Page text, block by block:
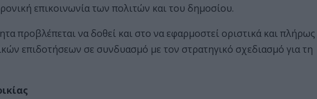
επικοινωνία των πολιτών και του δημοσίου.
προβλέπεται να δοθεί και στο να εφαρμοστεί οριστικά και πλήρως
επιδοτήσεων σε συνδυασμό με τον στρατηγικό σχεδιασμό για τη